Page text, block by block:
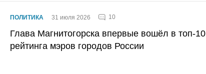
ПОЛИТИКА 31 июля 2026 10
Глава Магнитогорска впервые вошёл в топ-10
рейтинга мэров городов России